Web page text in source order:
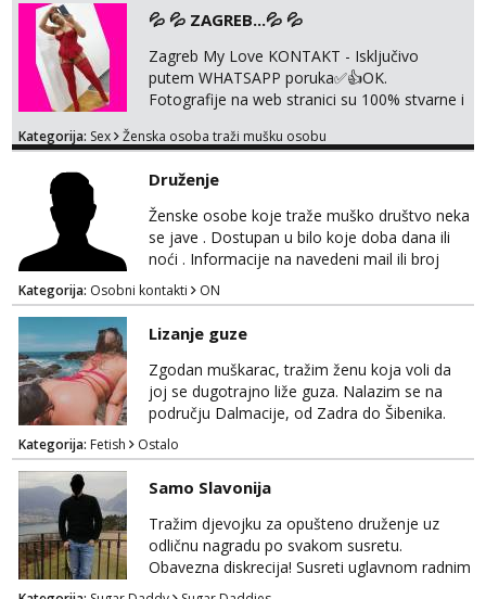
💦 💦 ZAGREB...💦 💦
Zagreb My Love KONTAKT - Isključivo
putem WHATSAPP poruka✅️👍OK.
Fotografije na web stranici su 100% stvarne i
dobrodošli! Ali informacije ću vam poslati
stanu; čista kupaonica i ručnici za vas prije ili
poslije masaže, nalazim se u centru grada. 🚫
NE POZIVI ,❌️ NE SEXCAM, ❌️NE
SEXCHATTING🚫...
Kategorija: Sex Ženska osoba traži mušku osobu
Druženje
Ženske osobe koje traže muško društvo neka
se jave . Dostupan u bilo koje doba dana ili
noći . Informacije na navedeni mail ili broj
mobitela.
Kategorija: Osobni kontakti ON
Lizanje guze
Zgodan muškarac, tražim ženu koja voli da
joj se dugotrajno liže guza. Nalazim se na
području Dalmacije, od Zadra do Šibenika.
Kategorija: Fetish Ostalo
Samo Slavonija
Tražim djevojku za opušteno druženje uz
odličnu nagradu po svakom susretu.
Obavezna diskrecija! Susreti uglavnom radnim
danima tijekom dana ali nije uvjet. Samo